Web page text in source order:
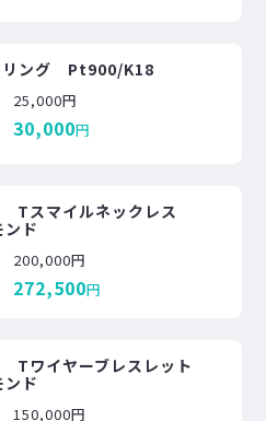
リング Pt900/K18
25,000円
30,000円
Tスマイルネックレス
ド
200,000円
272,500円
Tワイヤーブレスレット
ド
150,000円